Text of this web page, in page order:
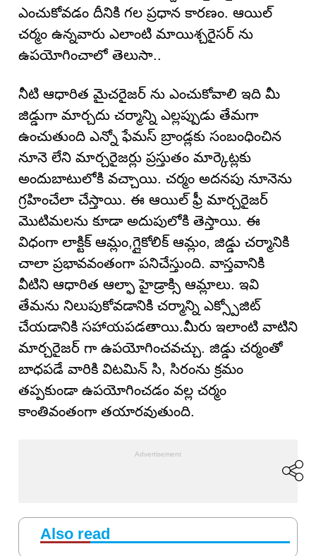
ఎంచుకోవడం దీనికి గల ప్రధాన కారణం. ఆయిల్
చర్మం ఉన్నవారు ఎలాంటి మాయిశ్చరైసర్ ను
ఉపయోగించాలో తెలుసా..
నీటి ఆధారిత మైచరైజర్ ను ఎంచుకోవాలి ఇది మీ
జిడ్డుగా మార్చదు చర్మాన్ని ఎల్లప్పుడు తేమగా
ఉంచుతుంది ఎన్నో ఫేమస్ బ్రాండ్లకు సంబంధించిన
నూనె లేని మార్చరైజర్లు ప్రస్తుతం మార్కెట్లకు
అందుబాటులోకి వచ్చాయి. చర్మం అదనపు నూనెను
గ్రహించేలా చేస్తాయి. ఈ ఆయిల్ ఫ్రీ మార్చరైజర్
మొటిమలను కూడా అదుపులోకి తెస్తాయి. ఈ
విధంగా లాక్టిక్ ఆమ్లం,గ్లైకోలిక్ ఆమ్లం, జిడ్డు చర్మానికి
చాలా ప్రభావవంతంగా పనిచేస్తుంది. వాస్తవానికి
వీటిని ఆధారిత ఆల్ఫా హైడ్రాక్సి ఆమ్లాలు. ఇవి
తేమను నిలుపుకోవడానికి చర్మాన్ని ఎక్స్పోజిట్
చేయడానికి సహాయపడతాయి.మీరు ఇలాంటి వాటిని
మార్చరైజర్ గా ఉపయోగించవచ్చు. జిడ్డు చర్మంతో
బాధపడే వారికి విటమిన్ సి, సిరంను క్రమం
తప్పకుండా ఉపయోగించడం వల్ల చర్మం
కాంతివంతంగా తయారవుతుంది.
Also read